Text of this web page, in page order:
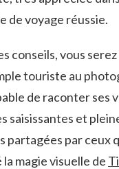
de voyage réussie.
conseils, vous
touriste au
de raconter ses
saisissantes et
partagées par ceux
magie visuelle de